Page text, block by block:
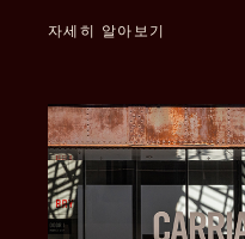
자세히 알아보기